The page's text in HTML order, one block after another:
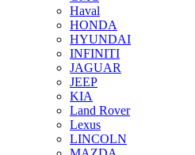
Haval
HONDA
HYUNDAI
INFINITI
JAGUAR
JEEP
KIA
Land Rover
Lexus
LINCOLN